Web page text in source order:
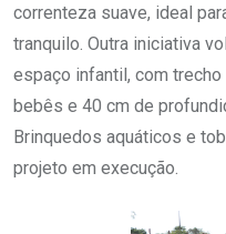
correnteza suave, ideal
tranquilo. Outra iniciativa
espaço infantil, com trecho
bebês e 40 cm de
Brinquedos aquáticos e
projeto em execução.